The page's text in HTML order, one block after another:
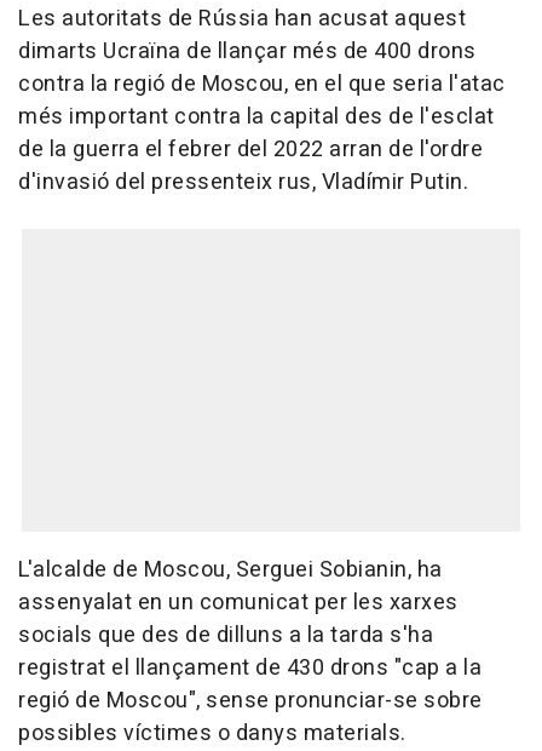
Les autoritats de Rússia han acusat aquest
dimarts Ucraïna de llançar més de 400 drons
contra la regió de Moscou, en el que seria l'atac
més important contra la capital des de l'esclat
de la guerra el febrer del 2022 arran de l'ordre
d'invasió del pressenteix rus, Vladímir Putin.
L'alcalde de Moscou, Serguei Sobianin, ha
assenyalat en un comunicat per les xarxes
socials que des de dilluns a la tarda s'ha
registrat el llançament de 430 drons "cap a la
regió de Moscou", sense pronunciar-se sobre
possibles víctimes o danys materials.